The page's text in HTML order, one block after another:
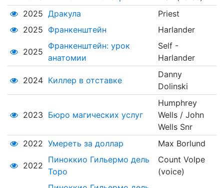
2025 Дракула
Priest
2025 Франкенштейн Harlander
2025
Франкенштейн: урок
анатомии
Self -
Harlander
2024 Киллер в отставке
Danny
Dolinski
2023 Бюро магических услуг
Humphrey
Wells / John
Wells Snr
2022 Умереть за доллар Max Borlund
2022
Пиноккио Гильермо дель
Торо
Count Volpe
(voice)